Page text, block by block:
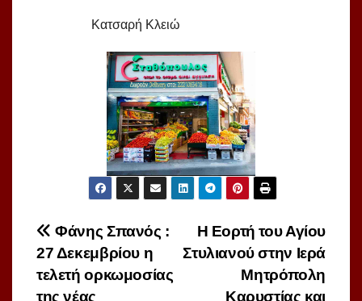
Κατσαρή Κλειώ
Πλοήγηση
άρθρων
Η Εορτή του Αγίου
Στυλιανού στην Ιερά
Μητρόπολη
Καρυστίας και
Φάνης Σπανός :
27 Δεκεμβρίου η
τελετή ορκωμοσίας
της νέας